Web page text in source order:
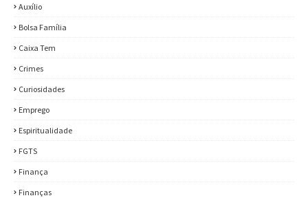
Auxílio
Bolsa Família
Caixa Tem
Crimes
Curiosidades
Emprego
Espiritualidade
FGTS
Finança
Finanças